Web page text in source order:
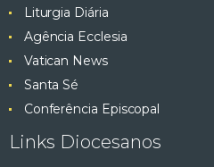
Liturgia Diária
Agência Ecclesia
Vatican News
Santa Sé
Conferência Episcopal
Links Diocesanos